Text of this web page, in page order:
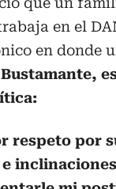
en el
en donde
respeto por